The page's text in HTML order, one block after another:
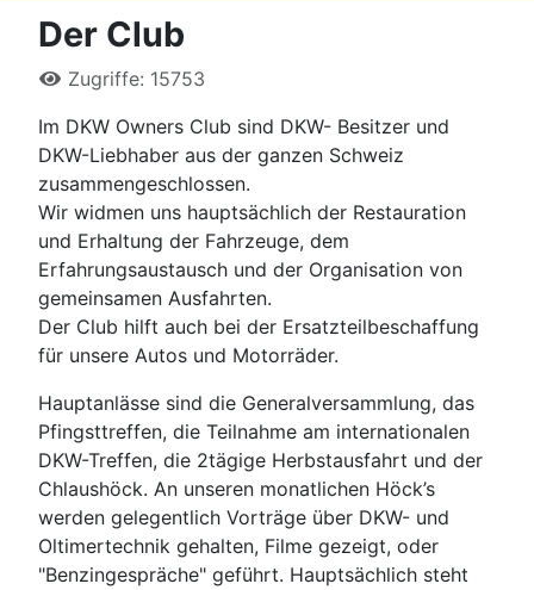
Der Club
Zugriffe: 15753
Im DKW Owners Club sind DKW- Besitzer und
DKW-Liebhaber aus der ganzen Schweiz
zusammengeschlossen.
Wir widmen uns hauptsächlich der Restauration
und Erhaltung der Fahrzeuge, dem
Erfahrungsaustausch und der Organisation von
gemeinsamen Ausfahrten.
Der Club hilft auch bei der Ersatzteilbeschaffung
für unsere Autos und Motorräder.
Hauptanlässe sind die Generalversammlung, das
Pfingsttreffen, die Teilnahme am internationalen
DKW-Treffen, die 2tägige Herbstausfahrt und der
Chlaushöck. An unseren monatlichen Höck’s
werden gelegentlich Vorträge über DKW- und
Oltimertechnik gehalten, Filme gezeigt, oder
"Benzingespräche" geführt. Hauptsächlich steht